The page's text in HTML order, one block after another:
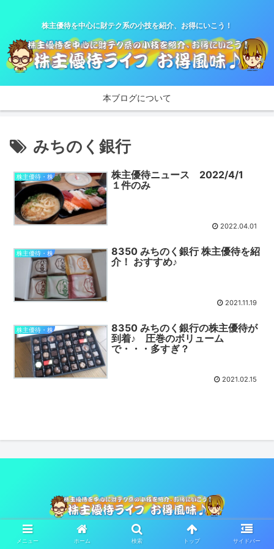
株主優待を中心に財テク系の小技を紹介、お得にいこう！
本ブログについて
みちのく銀行
株主優待・株
株主優待ニュース 2022/4/1
１件のみ
2022.04.01
株主優待・株
8350 みちのく銀行 株主優待を紹
介！ おすすめ♪
2021.11.19
株主優待・株
8350 みちのく銀行の株主優待が
到着♪ 圧巻のボリューム
で・・・多すぎ？
2021.02.15
© 2021 株主優待ライフお得風味♪.
メニュー ホーム 検索 トップ サイドバー